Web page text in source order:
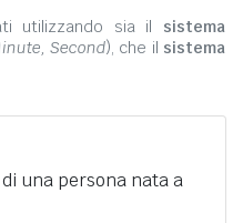
utilizzando sia il sistema
Second), che il sistema
di una persona nata a